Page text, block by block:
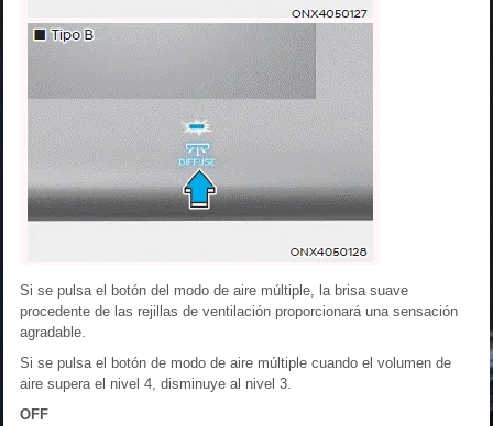
Si se pulsa el botón del modo de aire múltiple, la brisa suave
procedente de las rejillas de ventilación proporcionará una sensación
agradable.
Si se pulsa el botón de modo de aire múltiple cuando el volumen de
aire supera el nivel 4, disminuye al nivel 3.
OFF